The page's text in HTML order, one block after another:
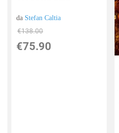
da Stefan Caltia
€138.00
€75.90